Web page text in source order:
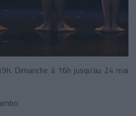
Dimanche à 16h jusqu’au 24 mai